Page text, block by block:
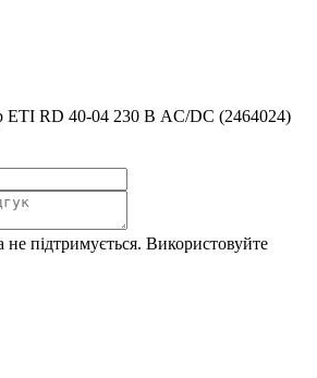
ETI RD 40-04 230 В AC/DC (2464024)
не підтримується. Використовуйте